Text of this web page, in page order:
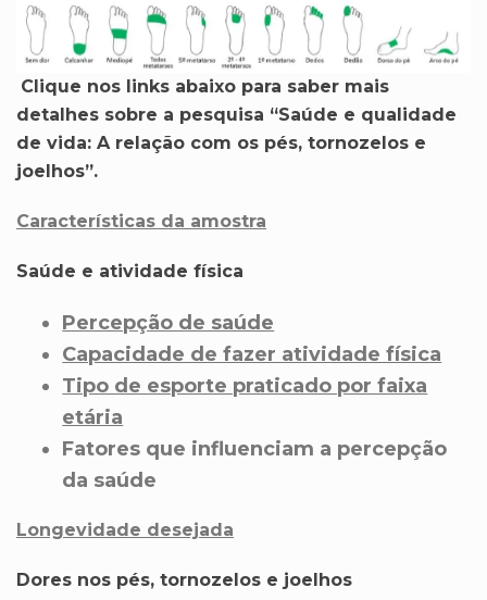
Clique nos links abaixo para saber mais
detalhes sobre a pesquisa “Saúde e qualidade
de vida: A relação com os pés, tornozelos e
joelhos”.
Características da amostra
Saúde e atividade física
Percepção de saúde
Capacidade de fazer atividade física
Tipo de esporte praticado por faixa
etária
Fatores que influenciam a percepção
da saúde
Longevidade desejada
Dores nos pés, tornozelos e joelhos